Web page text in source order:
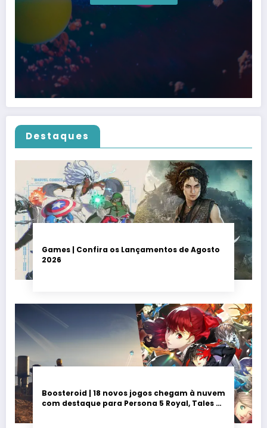
Destaques
Games | Confira os Lançamentos de Agosto
2026
Boosteroid | 18 novos jogos chegam à nuvem
com destaque para Persona 5 Royal, Tales of